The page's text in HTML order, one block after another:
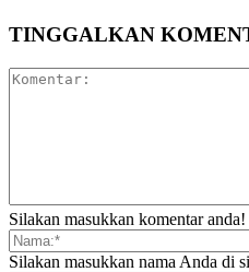
TINGGALKAN
Silakan masukkan komentar anda!
Silakan masukkan nama Anda di